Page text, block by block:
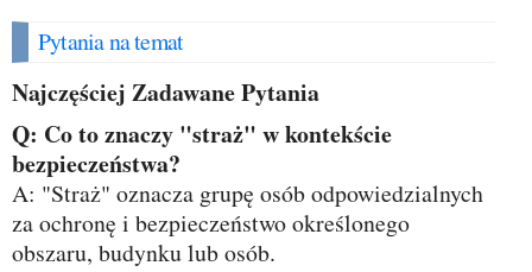
Pytania na temat
Najczęściej Zadawane Pytania
Q: Co to znaczy "straż" w kontekście
bezpieczeństwa?
A: "Straż" oznacza grupę osób odpowiedzialnych
za ochronę i bezpieczeństwo określonego
obszaru, budynku lub osób.